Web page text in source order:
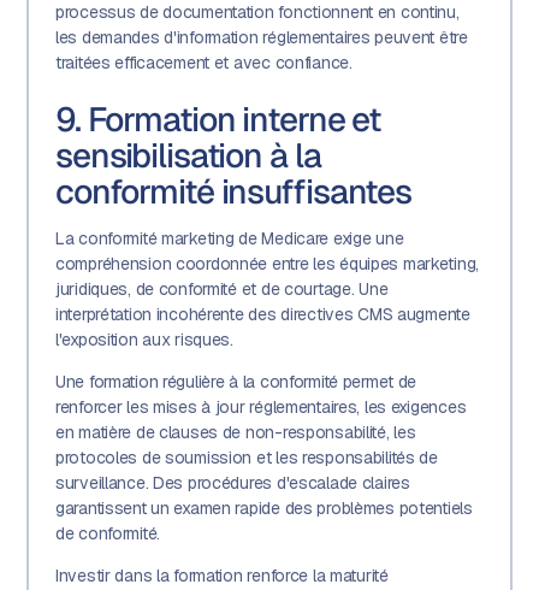
processus de documentation fonctionnent en continu,
les demandes d'information réglementaires peuvent être
traitées efficacement et avec confiance.
9. Formation interne et
sensibilisation à la
conformité insuffisantes
La conformité marketing de Medicare exige une
compréhension coordonnée entre les équipes marketing,
juridiques, de conformité et de courtage. Une
interprétation incohérente des directives CMS augmente
l'exposition aux risques.
Une formation régulière à la conformité permet de
renforcer les mises à jour réglementaires, les exigences
en matière de clauses de non-responsabilité, les
protocoles de soumission et les responsabilités de
surveillance. Des procédures d'escalade claires
garantissent un examen rapide des problèmes potentiels
de conformité.
Investir dans la formation renforce la maturité